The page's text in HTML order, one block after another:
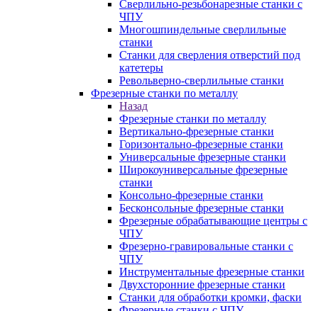
Сверлильно-резьбонарезные станки с
ЧПУ
Многошпиндельные сверлильные
станки
Станки для сверления отверстий под
катетеры
Револьверно-сверлильные станки
Фрезерные станки по металлу
Назад
Фрезерные станки по металлу
Вертикально-фрезерные станки
Горизонтально-фрезерные станки
Универсальные фрезерные станки
Широкоуниверсальные фрезерные
станки
Консольно-фрезерные станки
Бесконсольные фрезерные станки
Фрезерные обрабатывающие центры с
ЧПУ
Фрезерно-гравировальные станки с
ЧПУ
Инструментальные фрезерные станки
Двухсторонние фрезерные станки
Станки для обработки кромки, фаски